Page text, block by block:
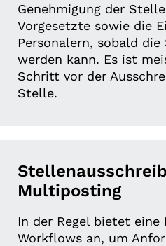
Genehmigung der
Vorgesetzte sowie die
Personalern, sobald
werden kann. Es ist
Schritt vor der
Stelle.
Multiposting
In der Regel bietet
Workflows an, um